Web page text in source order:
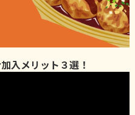
入メリット３選！